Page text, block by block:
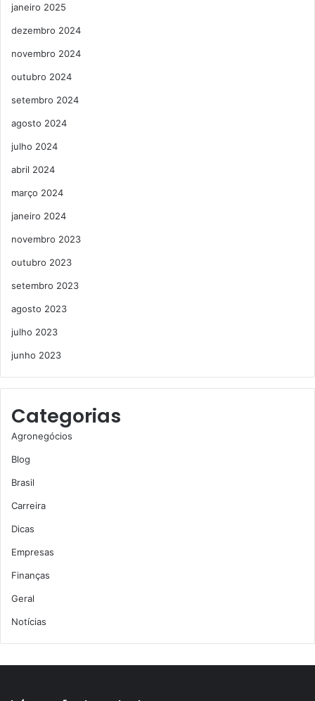
janeiro 2025
dezembro 2024
novembro 2024
outubro 2024
setembro 2024
agosto 2024
julho 2024
abril 2024
março 2024
janeiro 2024
novembro 2023
outubro 2023
setembro 2023
agosto 2023
julho 2023
junho 2023
Categorias
Agronegócios
Blog
Brasil
Carreira
Dicas
Empresas
Finanças
Geral
Notícias